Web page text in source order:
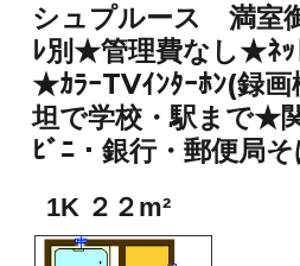
シュプルース 満室
ﾚ別★管理費なし★ﾈ
★ｶﾗｰTVｲﾝﾀｰﾎﾝ(録
坦で学校・駅まで★
ﾋﾞﾆ・銀行・郵便局
1K ２２m²